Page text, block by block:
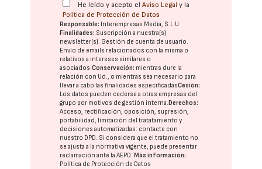
He leído y acepto elAviso Legal y la
Política de Protección de Datos
Responsable: Interempresas Media, S.L.U.
Finalidades: Suscripción a nuestra(s)
newsletter(s). Gestión de cuenta de usuario.
Envío de emails relacionados con la misma o
relativos a intereses similares o
asociados.Conservación: mientras dure la
relación con Ud., o mientras sea necesario para
llevar a cabo las finalidades especificadasCesión:
Los datos pueden cederse a otras empresas del
grupo por motivos de gestión interna. Derechos:
Acceso, rectificación, oposición, supresión,
portabilidad, limitación del tratatamiento y
decisiones automatizadas: contacte con
nuestro DPD. Si considera que el tratamiento no
se ajusta a la normativa vigente, puede presentar
reclamación ante laAEPD. Más información:
Política de Protección de Datos